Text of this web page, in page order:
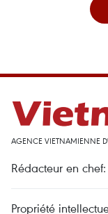
AGENCE VIETNAMIENNE
Rédacteur en
Propriété